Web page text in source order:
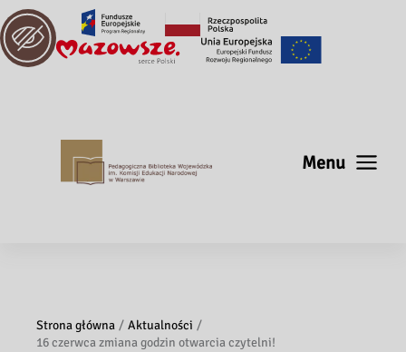
Menu
Strona główna
Aktualności
16 czerwca zmiana godzin otwarcia czytelni!